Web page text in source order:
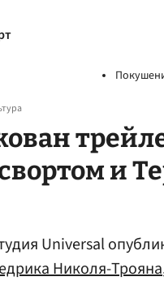
и
Universal
Николя-Трояна